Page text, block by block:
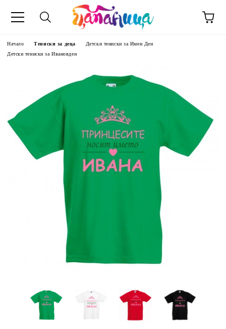
Начало Тениски за деца
Детски тениски за Имен Ден
Детски тениски за Ивановден